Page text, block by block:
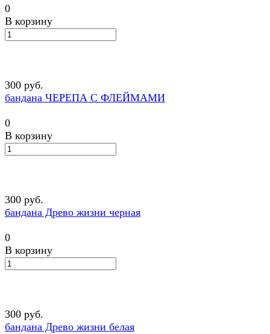
0
В корзину
300 руб.
бандана ЧЕРЕПА С ФЛЕЙМАМИ
0
В корзину
300 руб.
бандана Древо жизни черная
0
В корзину
300 руб.
бандана Древо жизни белая